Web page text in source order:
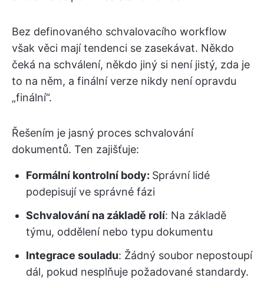
Bez definovaného schvalovacího workflow
však věci mají tendenci se zasekávat. Někdo
čeká na schválení, někdo jiný si není jistý, zda je
to na něm, a finální verze nikdy není opravdu
„finální“.
Řešením je jasný proces schvalování
dokumentů. Ten zajišťuje:
Formální kontrolní body: Správní lidé
podepisují ve správné fázi
Schvalování na základě rolí: Na základě
týmu, oddělení nebo typu dokumentu
Integrace souladu: Žádný soubor nepostoupí
dál, pokud nesplňuje požadované standardy.